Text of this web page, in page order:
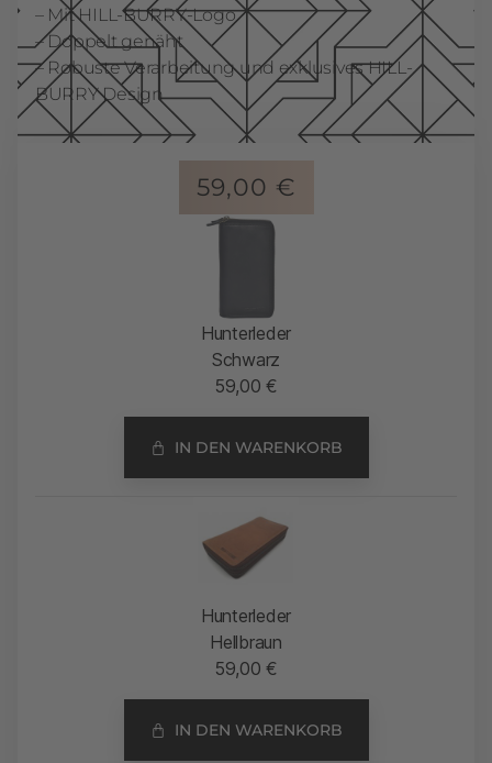
– Mit HILL-BURRY-Logo
– Doppelt genäht
– Robuste Verarbeitung und exklusives HILL-
BURRY Design
59,00 €
Hunterleder
Schwarz
59,00€
IN DEN WARENKORB
Hunterleder
Hellbraun
59,00€
IN DEN WARENKORB